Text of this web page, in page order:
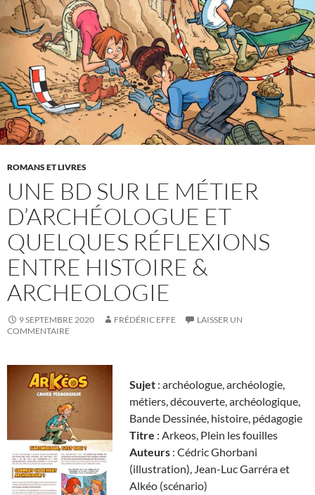
ROMANS ET LIVRES
UNE BD SUR LE MÉTIER
D’ARCHÉOLOGUE ET
QUELQUES RÉFLEXIONS
ENTRE HISTOIRE &
ARCHEOLOGIE
9 SEPTEMBRE 2020 FRÉDÉRIC EFFE
LAISSER UN
COMMENTAIRE
Sujet : archéologue, archéologie,
métiers, découverte, archéologique,
Bande Dessinée, histoire, pédagogie
Titre : Arkeos, Plein les fouilles
Auteurs : Cédric Ghorbani
(illustration), Jean-Luc Garréra et
Alkéo (scénario)